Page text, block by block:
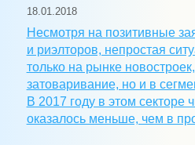
18.01.2018
Несмотря на позитивные
и риэлторов, непростая
только на рынке
затоваривание, но и в
В 2017 году в этом секторе
оказалось меньше, чем в